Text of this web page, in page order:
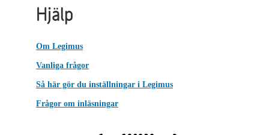
Hjälp
Om Legimus
Vanliga frågor
Så här gör du inställningar i Legimus
Frågor om inläsningar